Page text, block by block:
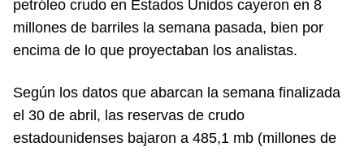
petróleo crudo en Estados Unidos cayeron en 8
millones de barriles la semana pasada, bien por
encima de lo que proyectaban los analistas.
Según los datos que abarcan la semana finalizada
el 30 de abril, las reservas de crudo
estadounidenses bajaron a 485,1 mb (millones de